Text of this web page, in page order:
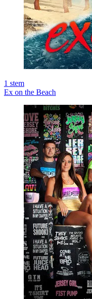
1 stem
Ex on the Beach